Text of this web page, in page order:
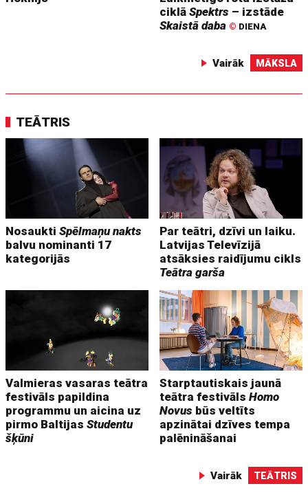
ciklāSpektrs – izstāde
Skaistā daba © DIENA
Vairāk MĀKSLA
TEĀTRIS
NosauktiSpēlmaņu nakts
balvu nominanti 17
kategorijās
Par teātri, dzīvi un laiku.
Latvijas Televīzijā
atsāksies raidījumu cikls
Teātra garša
Valmieras vasaras teātra
festivāls papildina
programmu un aicina uz
pirmo BaltijasStudentu
šķūni
Starptautiskais jaunā
teātra festivālsHomo
Novus būs veltīts
apzinātai dzīves tempa
palēnināšanai
Vairāk TEĀTRIS